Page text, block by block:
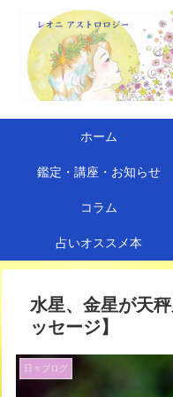
ホーム
鑑定・講座・お知らせ
コラム
占いオススメ本
水星、金星が天
ッセージ】
日々ブログ